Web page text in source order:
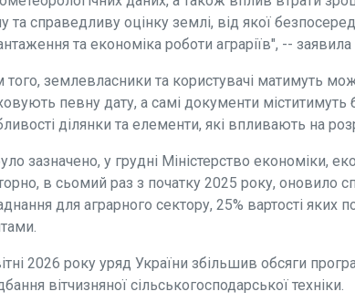
та справедливу оцінку землі, від якої
та економіка роботи аграріїв", -- заявила
того, землевласники та користувачі матимуть
певну дату, а самі документи міститимуть
ділянки та елементи, які впливають на
зазначено, у грудні Міністерство економіки,
в сьомий раз з початку 2025 року, оновило
для аграрного сектору, 25% вартості яких
2026 року уряд України збільшив обсяги
вітчизняної сільськогосподарської техніки.